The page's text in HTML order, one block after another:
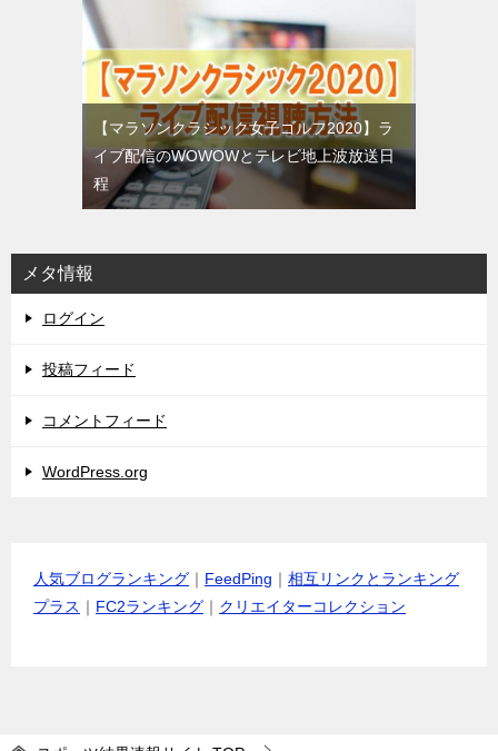
【マラソンクラシック女子ゴルフ2020】ラ
イブ配信のWOWOWとテレビ地上波放送日
程
メタ情報
ログイン
投稿フィード
コメントフィード
WordPress.org
人気ブログランキング ｜ FeedPing ｜ 相互リンクとランキング
プラス ｜ FC2ランキング ｜ クリエイターコレクション